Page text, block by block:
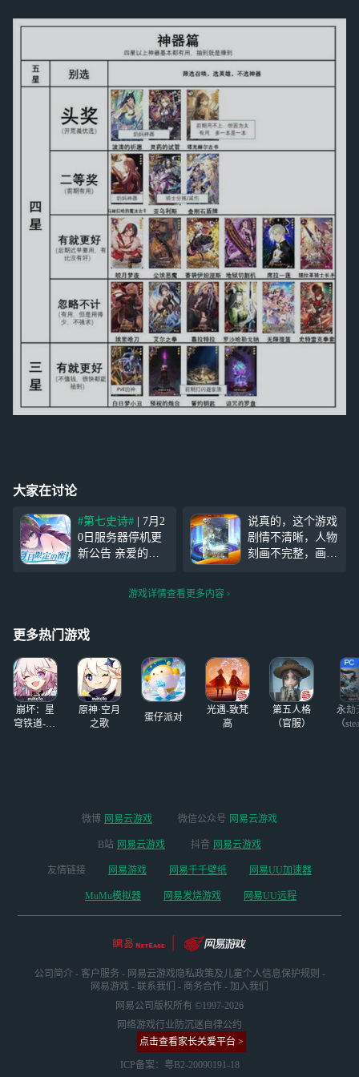
大家在讨论
#第七史诗#
0日服务器停机更
新公告 亲爱的继
诗》将于2023年7
月20日11:00进行
新预计需要6小
间您将无法登录游
戏。若提前
说真的，这个游戏
剧情不清晰，人物
刻画不完整，画风
片，人物形象与人
物语音完全不相
符。不明白为什么
还有这么多
游戏详情查看更多内容
更多热门游戏
崩坏：星
穹铁道-4.4
原神·空月
之歌
蛋仔派对
光遇-致梵
高
第五人格
（官服）
永劫
（
微博 网易云游戏 微信公众号 网易云游戏
B站 网易云游戏 抖音 网易云游戏
友情链接 网易游戏 网易千千壁纸 网易UU加速器
MuMu模拟器 网易发烧游戏 网易UU远程
公司简介 - 客户服务 - 网易云游戏隐私政策及儿童个人信息保护规则 -
网易游戏 - 联系我们 - 商务合作 - 加入我们
网易公司版权所有 ©1997-2026
网络游戏行业防沉迷自律公约
点击查看家长关爱平台 >
ICP备案：粤B2-20090191-18